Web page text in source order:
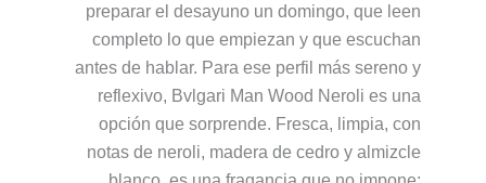
preparar el desayuno un domingo, que leen
completo lo que empiezan y que escuchan
antes de hablar. Para ese perfil más sereno y
reflexivo, Bvlgari Man Wood Neroli es una
opción que sorprende. Fresca, limpia, con
notas de neroli, madera de cedro y almizcle